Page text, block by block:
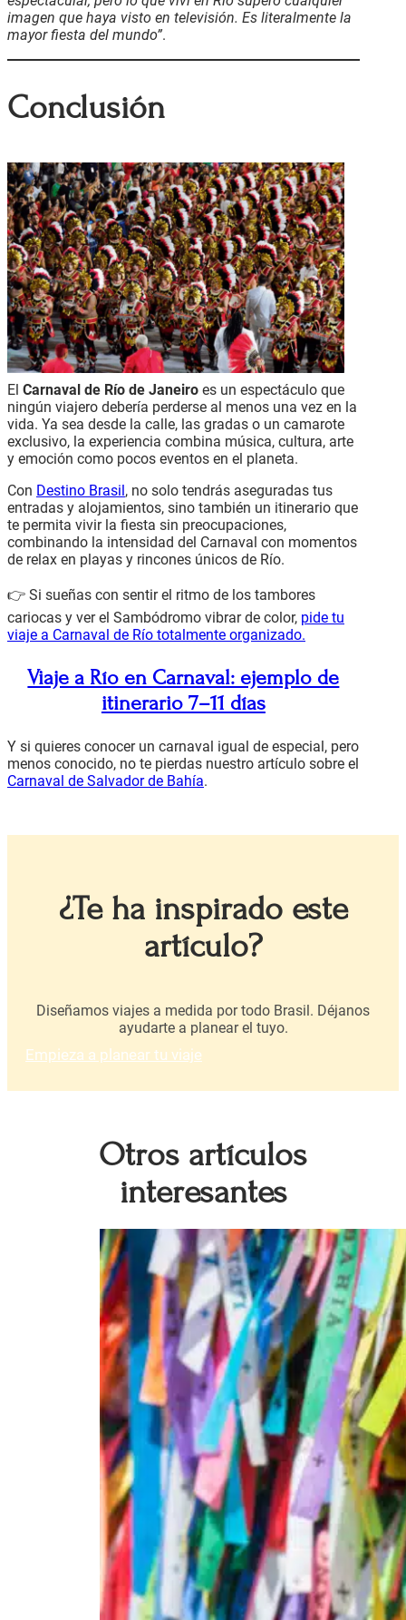
imagen que haya visto en televisión. Es literalmente la
mayor fiesta del mundo”.
Conclusión
El Carnaval de Río de Janeiro es un espectáculo que
ningún viajero debería perderse al menos una vez en la
vida. Ya sea desde la calle, las gradas o un camarote
exclusivo, la experiencia combina música, cultura, arte
y emoción como pocos eventos en el planeta.
Con Destino Brasil , no solo tendrás aseguradas tus
entradas y alojamientos, sino también un itinerario que
te permita vivir la fiesta sin preocupaciones,
combinando la intensidad del Carnaval con momentos
de relax en playas y rincones únicos de Río.
👉 Si sueñas con sentir el ritmo de los tambores
cariocas y ver el Sambódromo vibrar de color, pide tu
viaje a Carnaval de Río totalmente organizado.
Viaje a Río en Carnaval: ejemplo de
itinerario 7–11 días
Y si quieres conocer un carnaval igual de especial, pero
menos conocido, no te pierdas nuestro artículo sobre el
Carnaval de Salvador de Bahía.
¿Te ha inspirado este
artículo?
Diseñamos viajes a medida por todo Brasil. Déjanos
ayudarte a planear el tuyo.
Empieza a planear tu viaje
Otros artículos
interesantes